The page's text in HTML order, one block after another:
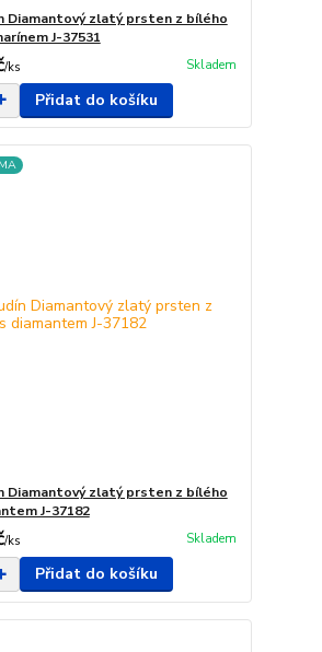
Diamantový zlatý prsten z bílého
J-37531
/ks Skladem
Přidat do košíku
Diamantový zlatý prsten z bílého
J-37182
/ks Skladem
Přidat do košíku